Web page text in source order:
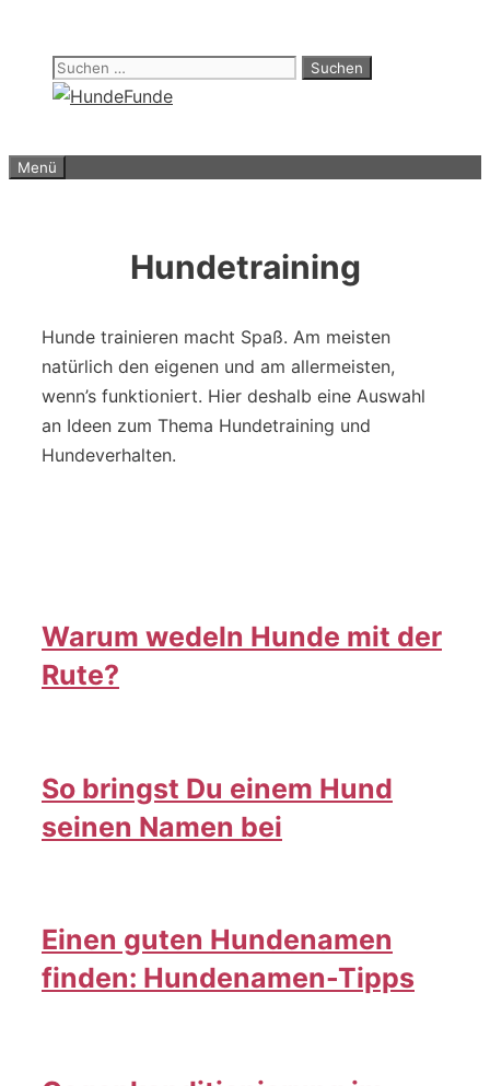
springen
Suchen
nach:
Menü
Hundetraining
Hunde trainieren macht Spaß. Am meisten
natürlich den eigenen und am allermeisten,
wenn’s funktioniert. Hier deshalb eine Auswahl
an Ideen zum Thema Hundetraining und
Hundeverhalten.
Warum wedeln Hunde mit der
Rute?
So bringst Du einem Hund
seinen Namen bei
Einen guten Hundenamen
finden: Hundenamen-Tipps